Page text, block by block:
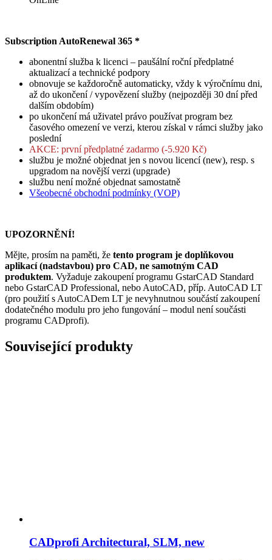
Subscription AutoRenewal 365 *
abonentní služba k licenci – paušální roční předplatné
aktualizací a technické podpory
obnovuje se každoročně automaticky, vždy k výročnímu dni,
až do ukončení / vypovězení služby (nejpozději 30 dní před
dalším obdobím)
po ukončení má uživatel právo používat program bez
časového omezení ve verzi, kterou získal v rámci služby jako
poslední
AKCE: první předplatné zadarmo (-5.920 Kč)
službu je možné objednat jen s novou licencí (new), resp. s
upgradom na novější verzi (upgrade)
službu není možné objednat samostatně
Všeobecné obchodní podmínky (VOP)
UPOZORNĚNÍ!
Mějte, prosím na paměti, že tento program je doplňkovou
aplikací (nadstavbou) pro CAD, ne samotným CAD
produktem. Vyžaduje zakoupení programu GstarCAD Standard
nebo GstarCAD Professional, nebo AutoCAD, příp. AutoCAD LT
(pro použití s AutoCADem LT je nevyhnutnou součástí zakoupení
dodatečného modulu pro jeho fungování – modul není součásti
programu CADprofi).
Související produkty
CADprofi Architectural, SLM, new